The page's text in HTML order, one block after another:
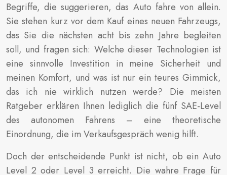
Begriffe, die suggerieren, das Auto fahre von allein.
Sie stehen kurz vor dem Kauf eines neuen Fahrzeugs,
das Sie die nächsten acht bis zehn Jahre begleiten
soll, und fragen sich: Welche dieser Technologien ist
eine sinnvolle Investition in meine Sicherheit und
meinen Komfort, und was ist nur ein teures Gimmick,
das ich nie wirklich nutzen werde? Die meisten
Ratgeber erklären Ihnen lediglich die fünf SAE-Level
des autonomen Fahrens – eine theoretische
Einordnung, die im Verkaufsgespräch wenig hilft.
Doch der entscheidende Punkt ist nicht, ob ein Auto
Level 2 oder Level 3 erreicht. Die wahre Frage für